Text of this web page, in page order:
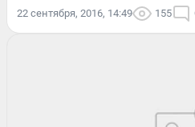
22 сентября, 2016, 14:49 155